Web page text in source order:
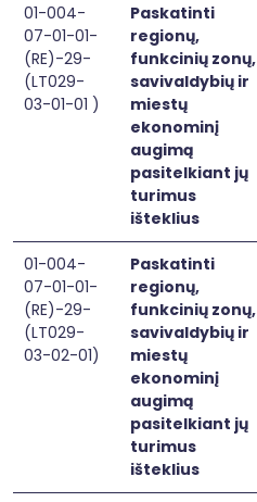
01-004-
07-01-01-
(RE)-29-
(LT029-
03-01-01 )
Paskatinti
regionų,
funkcinių zonų,
savivaldybių ir
miestų
ekonominį
augimą
pasitelkiant jų
turimus
išteklius
01-004-
07-01-01-
(RE)-29-
(LT029-
03-02-01)
Paskatinti
regionų,
funkcinių zonų,
savivaldybių ir
miestų
ekonominį
augimą
pasitelkiant jų
turimus
išteklius